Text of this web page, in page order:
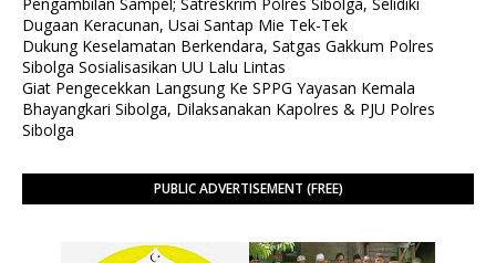
Dugaan Keracunan, Usai Santap Mie Tek-Tek
Dukung Keselamatan Berkendara, Satgas Gakkum Polres
Sibolga Sosialisasikan UU Lalu Lintas
Giat Pengecekkan Langsung Ke SPPG Yayasan Kemala
Bhayangkari Sibolga, Dilaksanakan Kapolres & PJU Polres
Sibolga
PUBLIC ADVERTISEMENT (FREE)